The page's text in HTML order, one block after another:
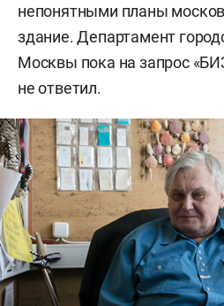
непонятными планы
здание. Департамент
Москвы пока на запрос
не ответил.